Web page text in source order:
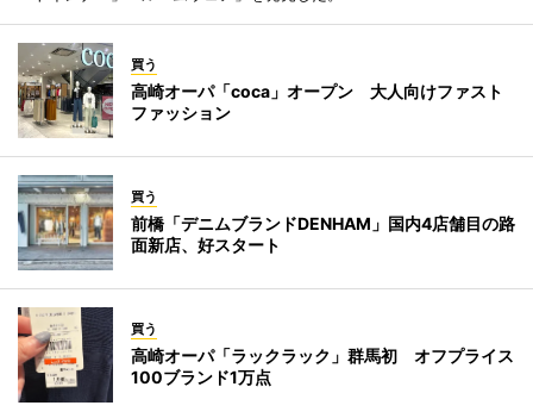
買う
高崎オーパ「coca」オープン 大人向けファスト
ファッション
買う
前橋「デニムブランドDENHAM」国内4店舗目の路
面新店、好スタート
買う
高崎オーパ「ラックラック」群馬初 オフプライス
100ブランド1万点